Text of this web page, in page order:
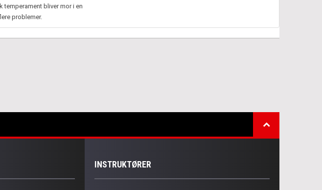
temperament bliver mor i en
problemer.
INSTRUKTØRER